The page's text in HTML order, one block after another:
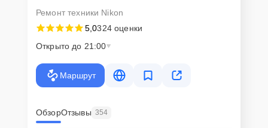
Ремонт техники Nikon
5,0324 оценки
Открыто до 21:00
Маршрут
ОбзорОтзывы 354